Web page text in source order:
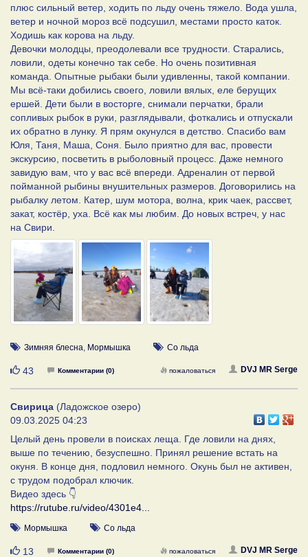
плюс сильный ветер, ходить по льду очень тяжело. Вода ушла,
ветер и ночной мороз всё подсушил, местами просто каток.
Ходишь как корова на льду.
Девочки молодцы, преодолевали все трудности. Старались,
ловили, одеты конечно так себе. Но очень позитивная
команда. Опытные рыбаки были удивленны, такой компании.
Мы всё-таки добились своего, ловили вялых, еле берущих
ершей. Дети были в восторге, снимали перчатки, брали
сопливых рыбок в руки, разглядывали, фоткались и отпускали
их обратно в лунку. Я прям окунулся в детство. Спасибо вам
Юля, Таня, Маша, Соня. Было приятно для вас, провести
экскурсию, посветить в рыболовный процесс. Даже немного
завидую вам, что у вас всё впереди. Адреналин от первой
пойманной рыбины внушительных размеров. Договорились на
рыбалку летом. Катер, шум мотора, волна, крик чаек, рассвет,
закат, костёр, уха. Всё как мы любим. До новых встреч, у нас
на Свири.
Зимняя блесна Мормышка Со льда
Нравится
43 Комментарии (0) DVJ MR Serge
пожаловаться
Свирица (Ладожское озеро)
09.03.2025 04:23
Целый день провели в поисках леща. Где ловили на днях,
выше по течению, безуспешно. Принял решение встать на
окуня. В конце дня, подловил немного. Окунь был не активен,
с трудом подобрал ключик.
Видео здесь 👇
https://rutube.ru/video/4301e4...
Мормышка Со льда
Нравится
13 Комментарии (0) DVJ MR Serge
пожаловаться